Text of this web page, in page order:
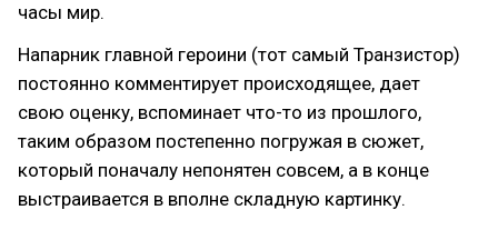
часы мир.
Напарник главной героини (тот самый Транзистор)
постоянно комментирует происходящее, дает
свою оценку, вспоминает что-то из прошлого,
таким образом постепенно погружая в сюжет,
который поначалу непонятен совсем, а в конце
выстраивается в вполне складную картинку.